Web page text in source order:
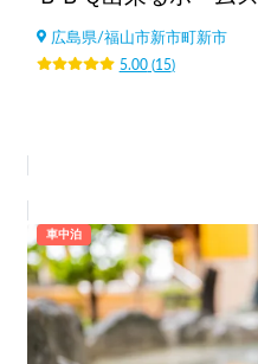
広島県/福山市新市町新市
5.00(15)
車中泊